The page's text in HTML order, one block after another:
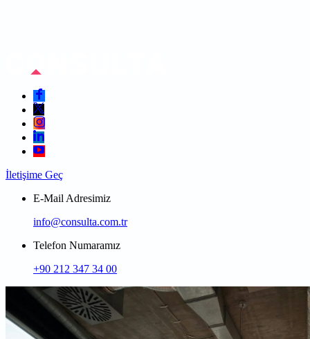
İletişime Geç
E-Mail Adresimiz
info@consulta.com.tr
Telefon Numaramız
+90 212 347 34 00